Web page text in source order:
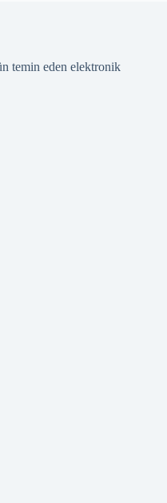
temin eden elektronik